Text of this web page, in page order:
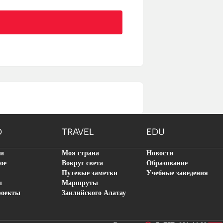
TRAVEL EDU
Моя страна
Вокруг света
Путевые заметки
Маршруты
Заилийского Алатау
Новости
Образование
Учебные заведения